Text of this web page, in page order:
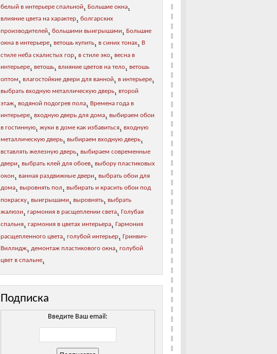
белый в интерьере спальной1 Большие окна1
влияние цвета на характер1 болгарских
производителей1 большими выигрышами1
Большие
окна в интерьере1 ветошь купить1 в синих тонах1
В
стиле неба скалистых гор1 в стиле эко1
весна в
интерьере1 ветошь1 влияние цветов на тело1
ветошь
оптом 1 влагостойкие двери для ванной1 в интерьере1
выбрать входную металлическую дверь1 второй
этаж1 водяной подогрев пола1
Времена года в
интерьере1 входную дверь для дома1 выбираем обои
в гостинную1 жуки в доме как избавиться1
входную
металлическую дверь1 выбираем входную дверь1
вставлять железную дверь1
выбираем современные
двери1 выбрать клей для обоев1 выбору пластиковых
окон 1 ванная раздвижные двери1
выбрать обои для
дома1 выровнять пол 1 выбирать и красить обои под
покраску1 выигрышами1 выровнять1
выбрать
жалюзи1 гармония в расщеплении света1 Голубая
спальня1 гармония в цветах интерьера1
Гармония
расщепленного цвета1 голубой интерьер1
Гринвич-
Виллидж1 демонтаж пластикового окна1 голубой
цвет в спальне1
Подписка
Введите Ваш email: